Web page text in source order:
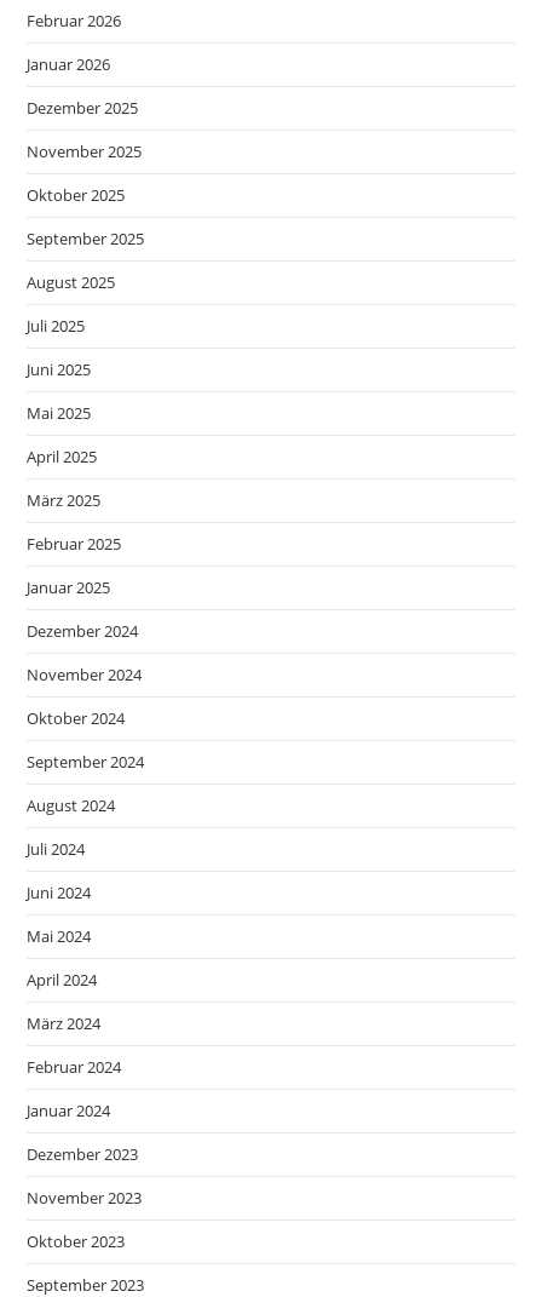
Februar 2026
Januar 2026
Dezember 2025
November 2025
Oktober 2025
September 2025
August 2025
Juli 2025
Juni 2025
Mai 2025
April 2025
März 2025
Februar 2025
Januar 2025
Dezember 2024
November 2024
Oktober 2024
September 2024
August 2024
Juli 2024
Juni 2024
Mai 2024
April 2024
März 2024
Februar 2024
Januar 2024
Dezember 2023
November 2023
Oktober 2023
September 2023